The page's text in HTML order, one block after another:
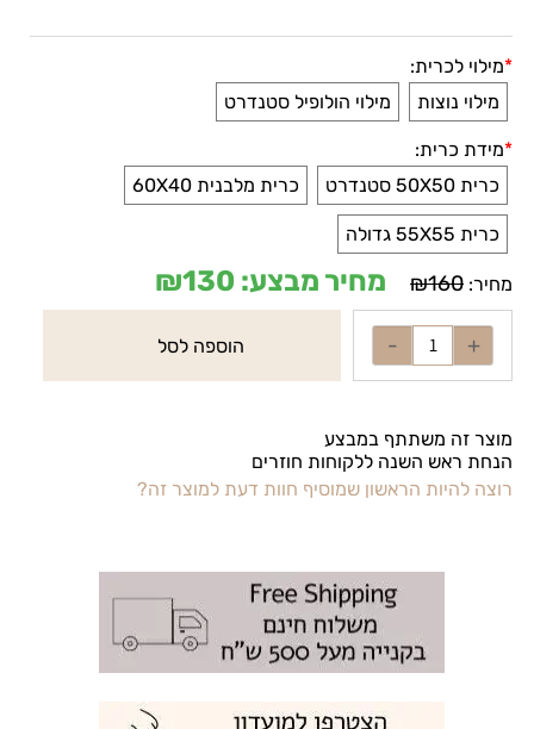
*מילוי לכרית:
מילוי נוצות
מילוי הולופיל סטנדרט
*מידת כרית:
כרית 50X50 סטנדרט
כרית מלבנית 60X40
כרית 55X55 גדולה
מחיר: ₪160 מחיר מבצע: ₪130
הוספה לסל
מוצר זה משתתף במבצע
הנחת ראש השנה ללקוחות חוזרים
רוצה להיות הראשון שמוסיף חוות דעת למוצר זה?